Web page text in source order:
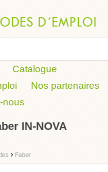
Catalogue
Nos partenaires
nous
IN-NOVA
› Faber